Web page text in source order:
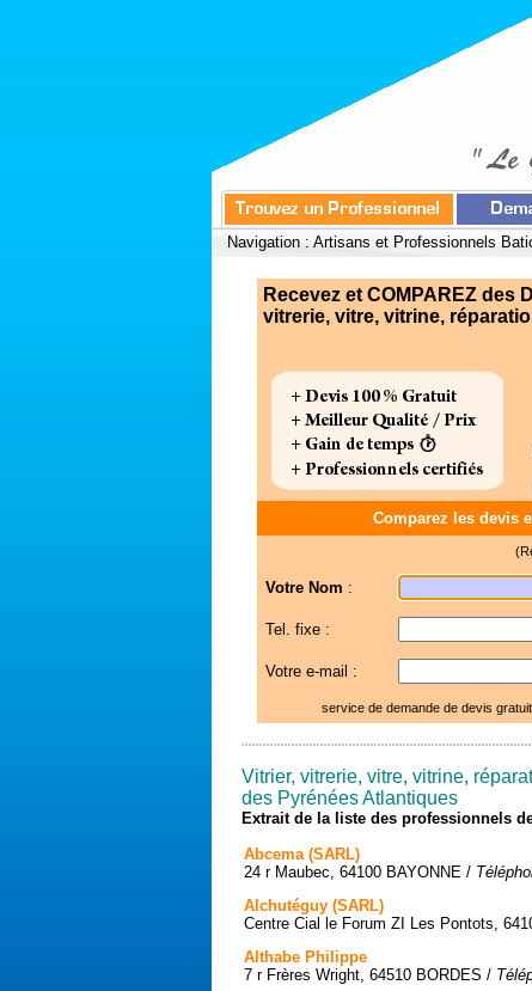
Navigation : Artisans et Professionnels
Recevez et COMPAREZ des
vitrerie, vitre, vitrine,
Comparez les devis
Votre Nom :
Tel. fixe :
Votre e-mail :
service de demande de devis
Vitrier, vitrerie, vitre, vitrine,
des Pyrénées Atlantiques
Extrait de la liste des professionnels
Abcema (SARL)
24 r Maubec, 64100 BAYONNE /
Alchutéguy (SARL)
Centre Cial le Forum ZI Les Pontots,
Althabe Philippe
7 r Frères Wright, 64510 BORDES /